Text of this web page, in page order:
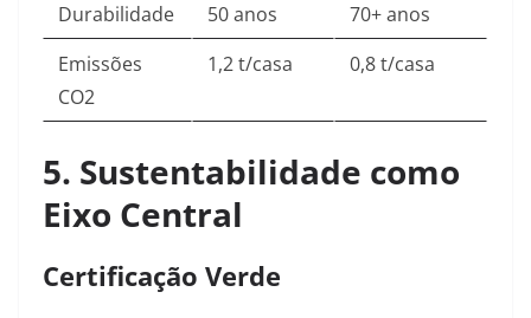
Durabilidade
50 anos
70+ anos
Emissões
CO2
1,2 t/casa 0,8 t/casa
5. Sustentabilidade como
Eixo Central
Certificação Verde